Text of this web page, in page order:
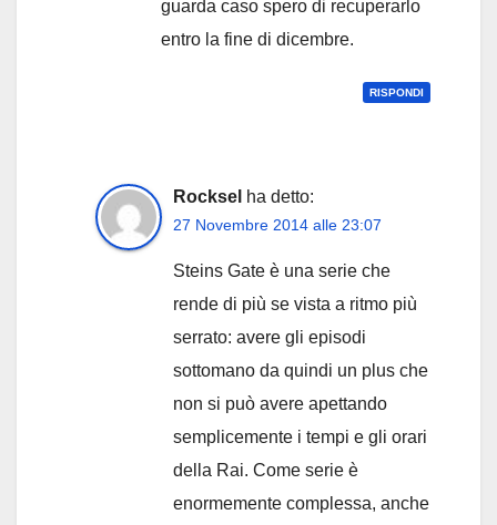
guarda caso spero di recuperarlo
entro la fine di dicembre.
RISPONDI
Rocksel ha detto:
27 Novembre 2014 alle 23:07
Steins Gate è una serie che
rende di più se vista a ritmo più
serrato: avere gli episodi
sottomano da quindi un plus che
non si può avere apettando
semplicemente i tempi e gli orari
della Rai. Come serie è
enormemente complessa, anche